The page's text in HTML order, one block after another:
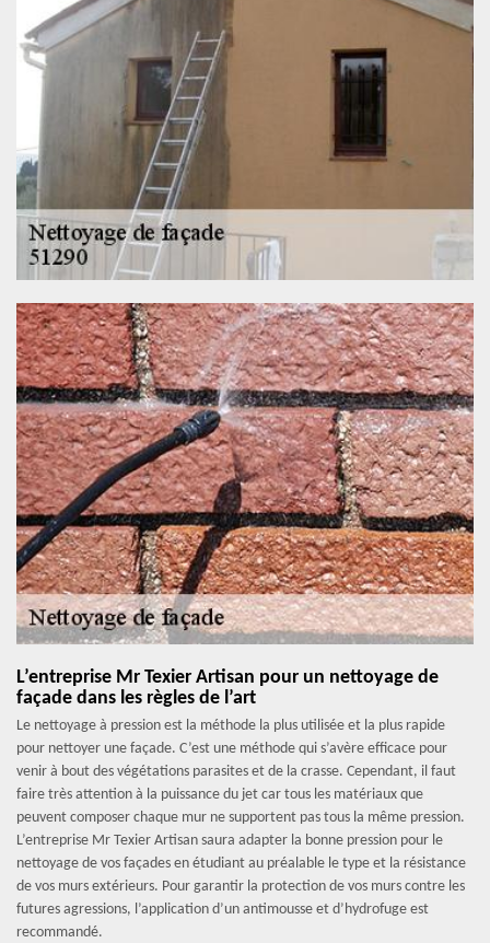
L’entreprise Mr Texier Artisan pour un nettoyage de
façade dans les règles de l’art
Le nettoyage à pression est la méthode la plus utilisée et la plus rapide
pour nettoyer une façade. C’est une méthode qui s’avère efficace pour
venir à bout des végétations parasites et de la crasse. Cependant, il faut
faire très attention à la puissance du jet car tous les matériaux que
peuvent composer chaque mur ne supportent pas tous la même pression.
L’entreprise Mr Texier Artisan saura adapter la bonne pression pour le
nettoyage de vos façades en étudiant au préalable le type et la résistance
de vos murs extérieurs. Pour garantir la protection de vos murs contre les
futures agressions, l’application d’un antimousse et d’hydrofuge est
recommandé.